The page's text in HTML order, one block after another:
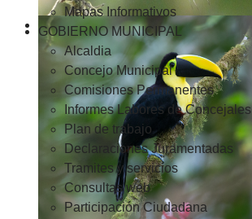
Mapas Informativos
GOBIERNO MUNICIPAL
Alcaldia
Concejo Municipal
Comisiones Permanentes
Informes Labores de Concejales
Plan de trabajo
Declaraciones Juramentadas
Tramites y servicios
Consultas web
Participación Ciudadana